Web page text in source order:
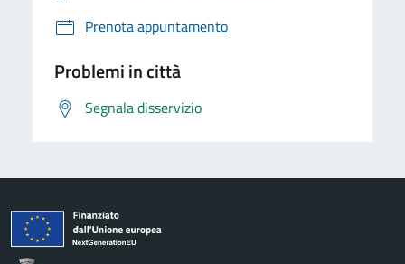
Prenota appuntamento
Problemi in città
Segnala disservizio